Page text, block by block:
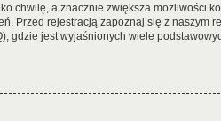
chwilę, a znacznie zwiększa możliwości
Przed rejestracją zapoznaj się z naszym
gdzie jest wyjaśnionych wiele